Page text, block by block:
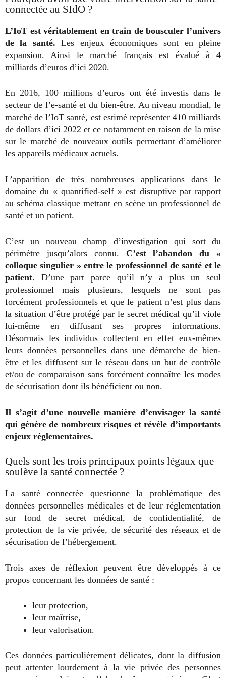
connectée au SIdO ?
L’IoT est véritablement en train de bousculer l’univers
de la santé. Les enjeux économiques sont en pleine
expansion. Ainsi le marché français est évalué à 4
milliards d’euros d’ici 2020.
En 2016, 100 millions d’euros ont été investis dans le
secteur de l’e-santé et du bien-être. Au niveau mondial, le
marché de l’IoT santé, est estimé représenter 410 milliards
de dollars d’ici 2022 et ce notamment en raison de la mise
sur le marché de nouveaux outils permettant d’améliorer
les appareils médicaux actuels.
L’apparition de très nombreuses applications dans le
domaine du « quantified-self » est disruptive par rapport
au schéma classique mettant en scène un professionnel de
santé et un patient.
C’est un nouveau champ d’investigation qui sort du
périmètre jusqu’alors connu. C’est l’abandon du «
colloque singulier » entre le professionnel de santé et le
patient. D’une part parce qu’il n’y a plus un seul
professionnel mais plusieurs, lesquels ne sont pas
forcément professionnels et que le patient n’est plus dans
la situation d’être protégé par le secret médical qu’il viole
lui-même en diffusant ses propres informations.
Désormais les individus collectent en effet eux-mêmes
leurs données personnelles dans une démarche de bien-
être et les diffusent sur le réseau dans un but de contrôle
et/ou de comparaison sans forcément connaître les modes
de sécurisation dont ils bénéficient ou non.
Il s’agit d’une nouvelle manière d’envisager la santé
qui génère de nombreux risques et révèle d’importants
enjeux réglementaires.
Quels sont les trois principaux points légaux que
soulève la santé connectée ?
La santé connectée questionne la problématique des
données personnelles médicales et de leur réglementation
sur fond de secret médical, de confidentialité, de
protection de la vie privée, de sécurité des réseaux et de
sécurisation de l’hébergement.
Trois axes de réflexion peuvent être développés à ce
propos concernant les données de santé :
leur protection,
leur maîtrise,
leur valorisation.
Ces données particulièrement délicates, dont la diffusion
peut attenter lourdement à la vie privée des personnes